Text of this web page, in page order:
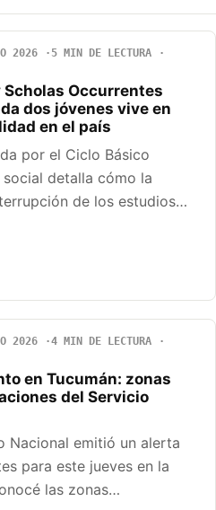
2026
5 MIN DE LECTURA
Scholas Occurrentes
dos jóvenes vive en
en el país
por el Ciclo Básico
detalla cómo la
de los estudios…
2026
4 MIN DE LECTURA
en Tucumán: zonas
del Servicio
Nacional emitió un alerta
para este jueves en la
las zonas…